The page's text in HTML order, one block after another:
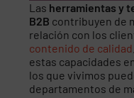
Las herramientas y
B2B contribuyen de
relación con los
contenido de calidad
estas capacidades
los que vivimos
departamentos de